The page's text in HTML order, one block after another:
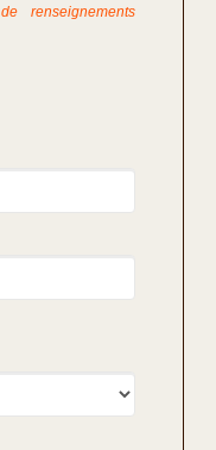
renseignements